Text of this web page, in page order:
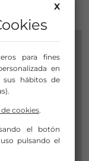
X
para fines
en
hábitos de
cookies.
el botón
pulsando el